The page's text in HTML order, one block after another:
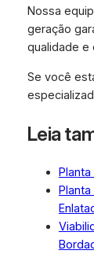
Nossa
geração
qualidade e
Se você
Leia